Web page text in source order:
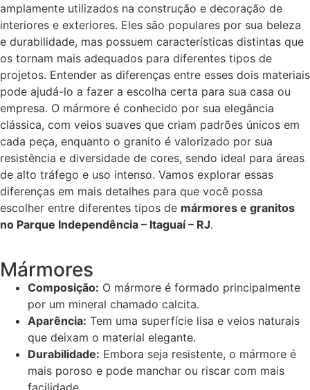
amplamente utilizados na construção e decoração de
interiores e exteriores. Eles são populares por sua beleza
e durabilidade, mas possuem características distintas que
os tornam mais adequados para diferentes tipos de
projetos. Entender as diferenças entre esses dois materiais
pode ajudá-lo a fazer a escolha certa para sua casa ou
empresa. O mármore é conhecido por sua elegância
clássica, com veios suaves que criam padrões únicos em
cada peça, enquanto o granito é valorizado por sua
resistência e diversidade de cores, sendo ideal para áreas
de alto tráfego e uso intenso. Vamos explorar essas
diferenças em mais detalhes para que você possa
escolher entre diferentes tipos de mármores e granitos
no Parque Independência – Itaguaí – RJ.
Mármores
Composição: O mármore é formado principalmente
por um mineral chamado calcita.
Aparência: Tem uma superfície lisa e veios naturais
que deixam o material elegante.
Durabilidade: Embora seja resistente, o mármore é
mais poroso e pode manchar ou riscar com mais
facilidade.